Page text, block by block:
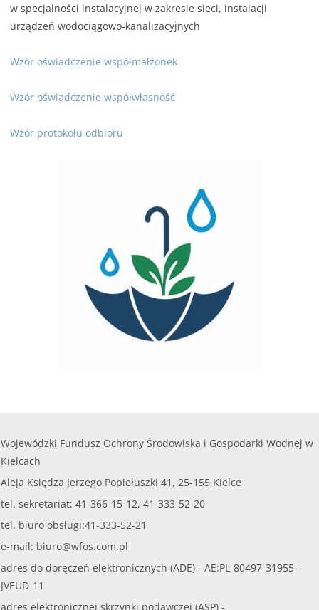
w specjalności instalacyjnej w zakresie sieci, instalacji
urządzeń wodociągowo-kanalizacyjnych
Wzór oświadczenie współmałżonek
Wzór oświadczenie współwłasność
Wzór protokołu odbioru
Wojewódzki Fundusz Ochrony Środowiska i Gospodarki Wodnej w
Kielcach
Aleja Księdza Jerzego Popiełuszki 41, 25-155 Kielce
tel. sekretariat: 41-366-15-12, 41-333-52-20
tel. biuro obsługi:41-333-52-21
e-mail: biuro@wfos.com.pl
adres do doręczeń elektronicznych (ADE) - AE:PL-80497-31955-
JVEUD-11
adres elektronicznej skrzynki podawczej (ASP) -